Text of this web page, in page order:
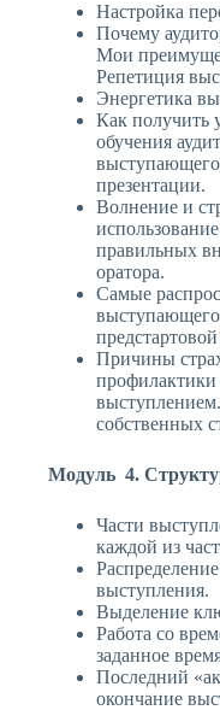
Настройка
Почему
Мои
Репетиция
Энергетика
Как получить
обучения
презентации.
Волнение и
правильных
оратора.
Самые
Причины
профилактики
собственных
Модуль 4.
Части
каждой из
выступления.
Выделение
Работа со
заданное
Последний
окончание